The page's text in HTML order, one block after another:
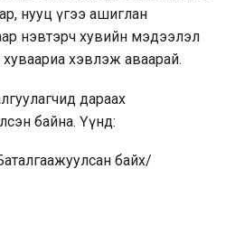
нууц үгээ ашиглан
нэвтэрч хувийн мэдээлэл
хэвлэж аваарай.
дараах
байна. Үүнд:
байх/